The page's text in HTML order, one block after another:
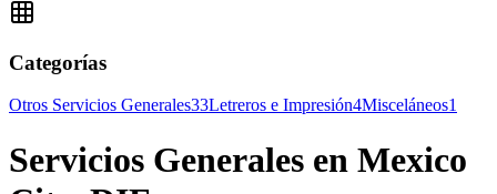
Categorías
Otros Servicios Generales33Letreros e Impresión4Misceláneos1
Servicios Generales en Mexico